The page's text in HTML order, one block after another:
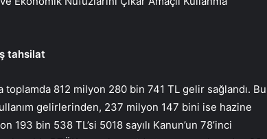
tahsilat
toplamda 812 milyon 280 bin 741 TL gelir sağlandı. Bu
gelirlerinden, 237 milyon 147 bini ise hazine
bin 538 TL’si 5018 sayılı Kanun’un 78’inci